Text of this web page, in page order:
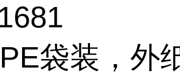
袋装，外